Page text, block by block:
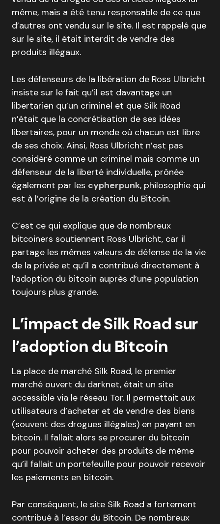
même, mais a été tenu responsable de ce que
d’autres ont vendu sur le site. Il est rappelé que
sur le site, il était interdit de vendre des
produits illégaux.
Les défenseurs de la libération de Ross Ulbricht
insiste sur le fait qu’il est davantage un
libertarien qu’un criminel et que Silk Road
n’était que la concrétisation de ses idées
libertaires, pour un monde où chacun est libre
de ses choix. Ainsi, Ross Ulbricht n’est pas
considéré comme un criminel mais comme un
défenseur de la liberté individuelle, prônée
également par les cypherpunk, philosophie qui
est à l’origine de la création du Bitcoin.
C’est ce qui explique que de nombreux
bitcoiners soutiennent Ross Ulbricht, car il
partage les mêmes valeurs de défense de la vie
de la privée et qu’il a contribué directement à
l’adoption du bitcoin auprès d’une population
toujours plus grande.
L’impact de Silk Road sur
l’adoption du Bitcoin
La place de marché Silk Road, le premier
marché ouvert du darknet, était un site
accessible via le réseau Tor. Il permettait aux
utilisateurs d’acheter et de vendre des biens
(souvent des drogues illégales) en payant en
bitcoin. Il fallait alors se procurer du bitcoin
pour pouvoir acheter des produits de même
qu’il fallait un portefeuille pour pouvoir recevoir
les paiements en bitcoin.
Par conséquent, le site Silk Road a fortement
contribué à l’essor du Bitcoin. De nombreux